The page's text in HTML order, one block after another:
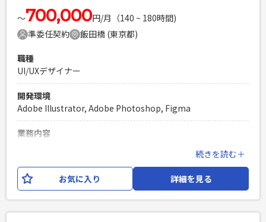
ィブアプリ (iOS,Android等) のビジュアルデザインのご経験
・デザインツールの利用ご経験 (figma, Adobe XD, Adobe
Illustrator, Photoshopなど)
PHPを用いたWebサービスの開発経験4年以上
Laravelを用いた開発経験1年以上
〜700,000円/月（140 ~ 180時間)
準委任契約
飯田橋 (東京都)
職種
UI/UXデザイナー
開発環境
Adobe Illustrator, Adobe Photoshop, Figma
業務内容
ラフィー、ユーザビリティテスト、簡易なデータ分析 など）
・管理者、教師、学習者など、各ユーザーの体験設計と検証
・エンジニアと共に要件を決め、UIをデザイン [使用ツール]
続きを読む＋
お気に入り 詳細を見る